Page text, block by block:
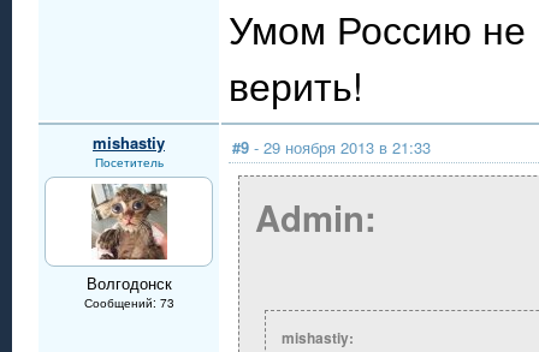
Умом Россию не
верить!
mishastiy
Посетитель
Волгодонск
Сообщений: 73
#9 - 29 ноября 2013 в 21:33
Admin:
mishastiy: